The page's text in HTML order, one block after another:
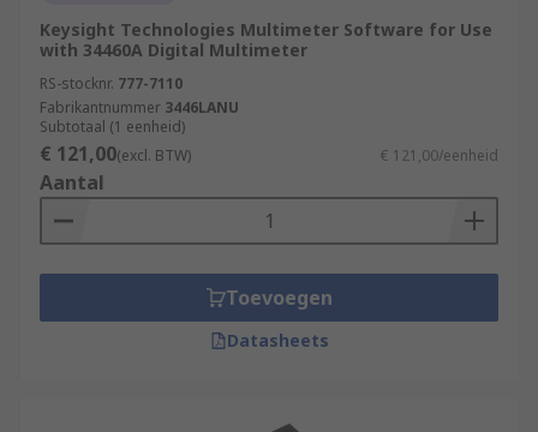
Keysight Technologies Multimeter Software for Use
with 34460A Digital Multimeter
RS-stocknr. 777-7110
Fabrikantnummer 3446LANU
Subtotaal (1 eenheid)
€ 121,00(excl. BTW) € 121,00/eenheid
Aantal
Toevoegen
Datasheets